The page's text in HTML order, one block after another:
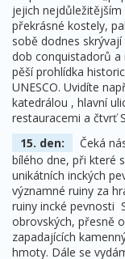
jejich
překrásné kostely,
sobě dodnes
dob conquistadorů a
pěší prohlídka
UNESCO. Uvidíte
katedrálou , hlavní
restauracemi a čtvrť
15. den:
Čeká
bílého dne, při které
unikátních inckých
významné ruiny za
ruiny incké pevnosti
obrovských, přesně
zapadajících
hmoty. Dále se